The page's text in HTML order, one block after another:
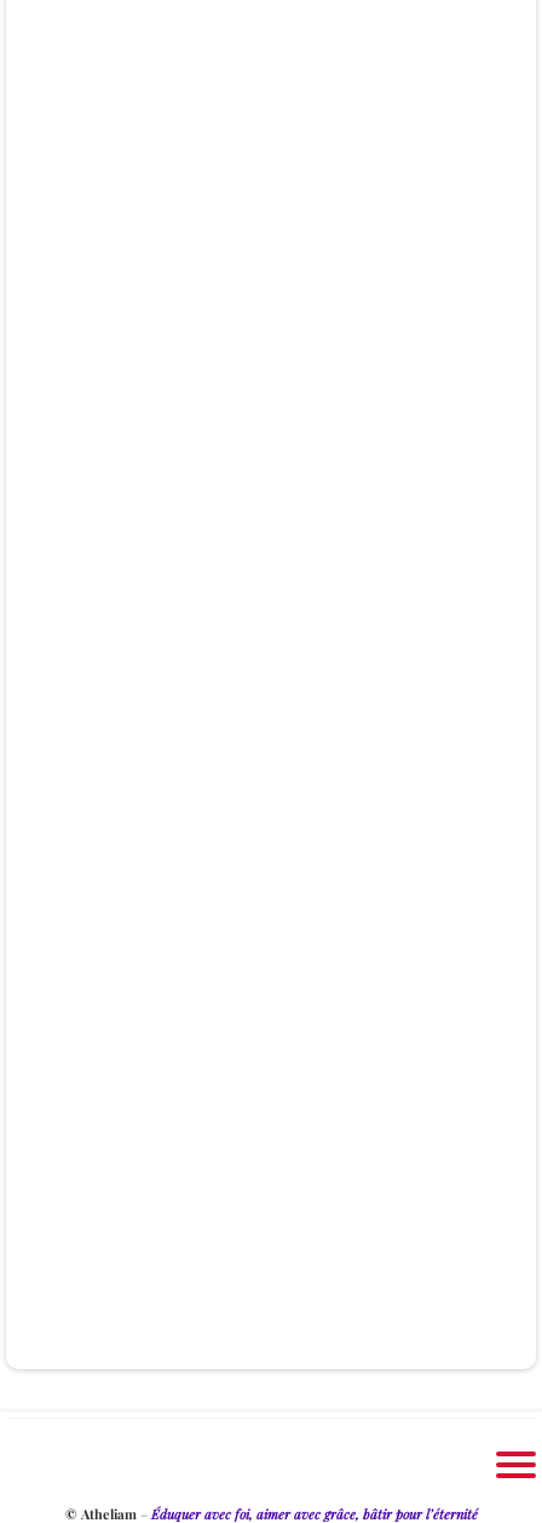
© Atheliam –Éduquer avec foi, aimer avec grâce, bâtir pour l’éternité